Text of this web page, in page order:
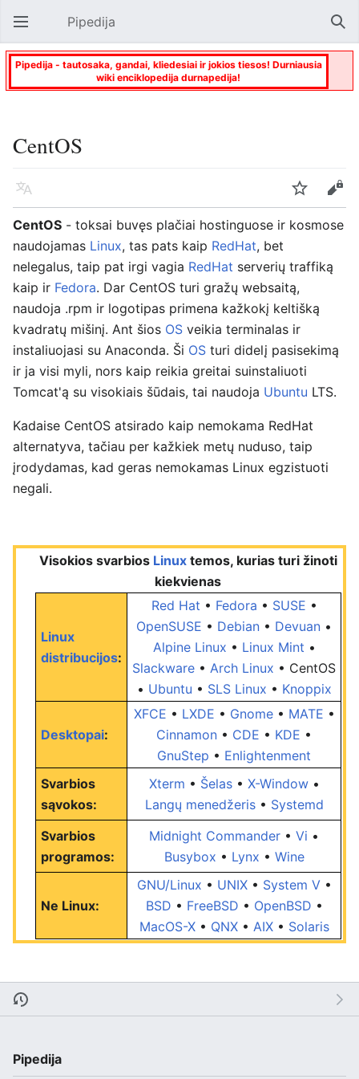
Atverti pagrindinį meniu Pipedija
Pipedija - tautosaka, gandai, kliedesiai ir jokios tiesos! Durniausia
wiki enciklopedija durnapedija!
CentOS
Kalba Stebėti
Keisti
CentOS - toksai buvęs plačiai hostinguose ir kosmose
naudojamas Linux, tas pats kaip RedHat, bet
nelegalus, taip pat irgi vagia RedHat serverių traffiką
kaip ir Fedora. Dar CentOS turi gražų websaitą,
naudoja .rpm ir logotipas primena kažkokį keltišką
kvadratų mišinį. Ant šios OS veikia terminalas ir
instaliuojasi su Anaconda. Ši OS turi didelį pasisekimą
ir ja visi myli, nors kaip reikia greitai suinstaliuoti
Tomcat'ą su visokiais šūdais, tai naudoja Ubuntu LTS.
Kadaise CentOS atsirado kaip nemokama RedHat
alternatyva, tačiau per kažkiek metų nuduso, taip
įrodydamas, kad geras nemokamas Linux egzistuoti
negali.
Visokios svarbios Linuxtemos, kurias turi žinoti
kiekvienas
Linux
distribucijos:
Red Hat • Fedora • SUSE •
OpenSUSE • Debian • Devuan •
Alpine Linux • Linux Mint •
Slackware • Arch Linux • CentOS
• Ubuntu • SLS Linux • Knoppix
Desktopai:
XFCE • LXDE • Gnome• MATE •
Cinnamon • CDE • KDE •
GnuStep • Enlightenment
Svarbios
sąvokos:
Xterm • Šelas• X-Window•
Langų menedžeris• Systemd
Svarbios
programos:
Midnight Commander • Vi •
Busybox • Lynx • Wine
Ne Linux:
GNU/Linux • UNIX• System V•
BSD • FreeBSD • OpenBSD •
MacOS-X• QNX• AIX• Solaris
Pipedija